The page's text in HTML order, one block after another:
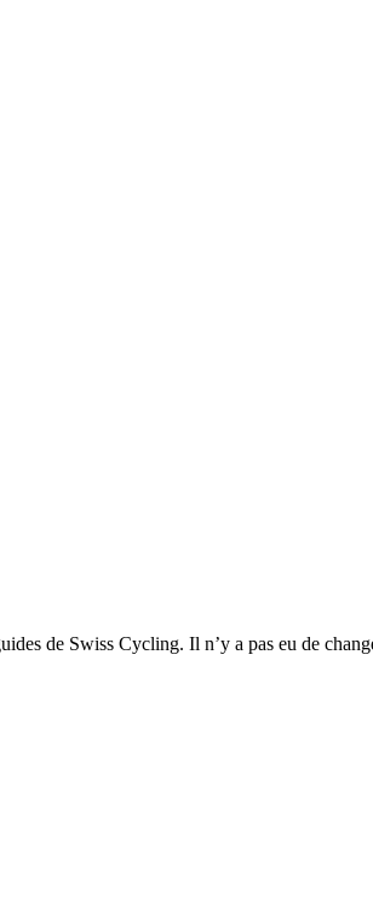
de Swiss Cycling. Il n’y a pas eu de